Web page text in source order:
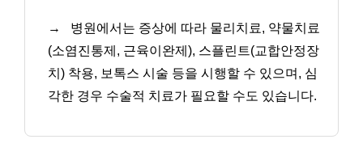
→
병원에서는 증상에 따라 물리치료, 약물치료
(소염진통제, 근육이완제), 스플린트(교합안정장
치) 착용, 보톡스 시술 등을 시행할 수 있으며, 심
각한 경우 수술적 치료가 필요할 수도 있습니다.